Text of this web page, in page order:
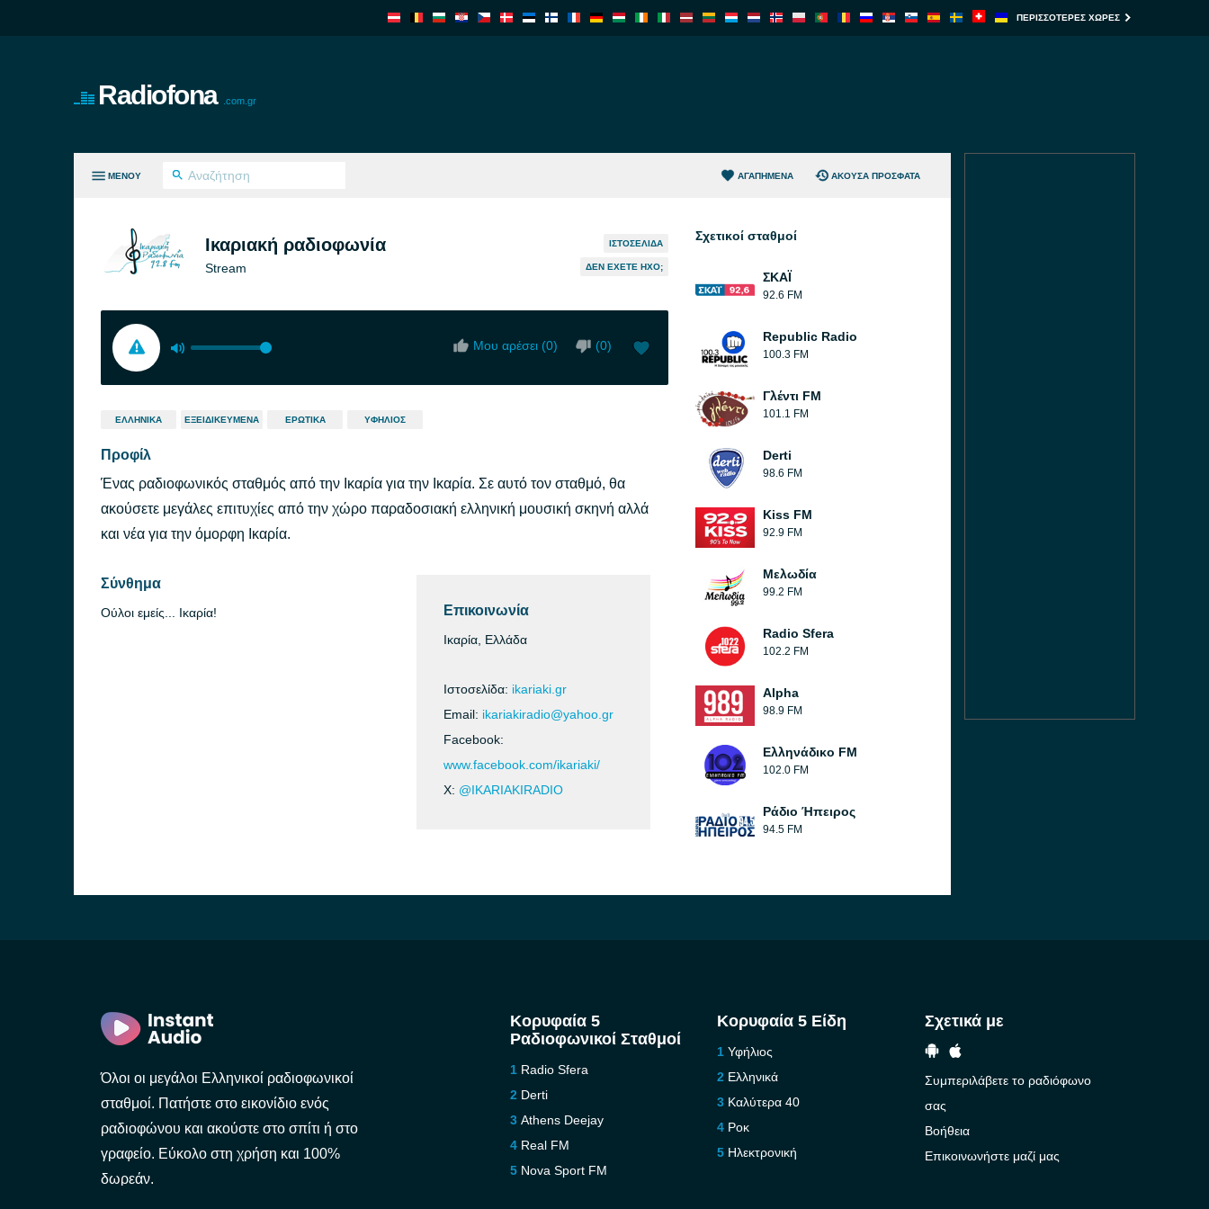
ΠΕΡΙΣΣΌΤΕΡΕΣ ΧΏΡΕΣ
Radiofona .com.gr
ΜΕΝΟΎ ΑΓΑΠΗΜΈΝΑ ΆΚΟΥΣΑ ΠΡΌΣΦΑΤΑ
Ικαριακή ραδιοφωνία
Stream
ΙΣΤΟΣΕΛΊΔΑ
ΔΕΝ ΈΧΕΤΕ ΉΧΟ;
Μου αρέσει (0) (0)
ΕΛΛΗΝΙΚΆ ΕΞΕΙΔΙΚΕΥΜΈΝΑ ΕΡΩΤΙΚΆ ΥΦΉΛΙΟΣ
Προφίλ
Ένας ραδιοφωνικός σταθμός από την Ικαρία για την Ικαρία. Σε αυτό τον σταθμό, θα
ακούσετε μεγάλες επιτυχίες από την χώρο παραδοσιακή ελληνική μουσική σκηνή αλλά
και νέα για την όμορφη Ικαρία.
Σύνθημα
Ούλοι εμείς... Ικαρία! Επικοινωνία
Ικαρία, Ελλάδα
Ιστοσελίδα: ikariaki.gr
Email: ikariakiradio@yahoo.gr
Facebook:
www.facebook.com/ikariaki/
X: @IKARIAKIRADIO
Σχετικοί σταθμοί
ΣΚΑΪ
92.6 FM
Republic Radio
100.3 FM
Γλέντι FM
101.1 FM
Derti
98.6 FM
Kiss FM
92.9 FM
Μελωδία
99.2 FM
Radio Sfera
102.2 FM
Alpha
98.9 FM
Ελληνάδικο FM
102.0 FM
Ράδιο Ήπειρος
94.5 FM
Όλοι οι μεγάλοι Ελληνικοί ραδιοφωνικοί
σταθμοί. Πατήστε στο εικονίδιο ενός
ραδιοφώνου και ακούστε στο σπίτι ή στο
γραφείο. Εύκολο στη χρήση και 100%
δωρεάν.
Κορυφαία 5
Ραδιοφωνικοί Σταθμοί
Radio Sfera
Derti
Athens Deejay
Real FM
Nova Sport FM
Κορυφαία 5 Είδη
Υφήλιος
Ελληνικά
Καλύτερα 40
Ροκ
Ηλεκτρονική
Σχετικά με
Συμπεριλάβετε το ραδιόφωνο
σας
Βοήθεια
Επικοινωνήστε μαζί μας